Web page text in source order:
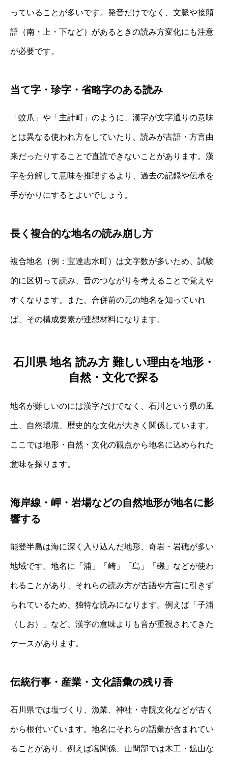
っていることが多いです。発音だけでなく、文脈や接頭
語（南・上・下など）があるときの読み方変化にも注意
が必要です。
当て字・珍字・省略字のある読み
「蚊爪」や「主計町」のように、漢字が文字通りの意味
とは異なる使われ方をしていたり、読みが古語・方言由
来だったりすることで直読できないことがあります。漢
字を分解して意味を推理するより、過去の記録や伝承を
手がかりにするとよいでしょう。
長く複合的な地名の読み崩し方
複合地名（例：宝達志水町）は文字数が多いため、試験
的に区切って読み、音のつながりを考えることで覚えや
すくなります。また、合併前の元の地名を知っていれ
ば、その構成要素が連想材料になります。
石川県 地名 読み方 難しい理由を地形・
自然・文化で探る
地名が難しいのには漢字だけでなく、石川という県の風
土、自然環境、歴史的な文化が大きく関係しています。
ここでは地形・自然・文化の観点から地名に込められた
意味を探ります。
海岸線・岬・岩場などの自然地形が地名に影
響する
能登半島は海に深く入り込んだ地形、奇岩・岩礁が多い
地域です。地名に「浦」「崎」「島」「磯」などが使わ
れることがあり、それらの読み方が古語や方言に引きず
られているため、独特な読みになります。例えば「子浦
（しお）」など、漢字の意味よりも音が重視されてきた
ケースがあります。
伝統行事・産業・文化語彙の残り香
石川県では塩づくり、漁業、神社・寺院文化などが古く
から根付いています。地名にそれらの語彙が含まれてい
ることがあり、例えば塩関係、山間部では木工・鉱山な